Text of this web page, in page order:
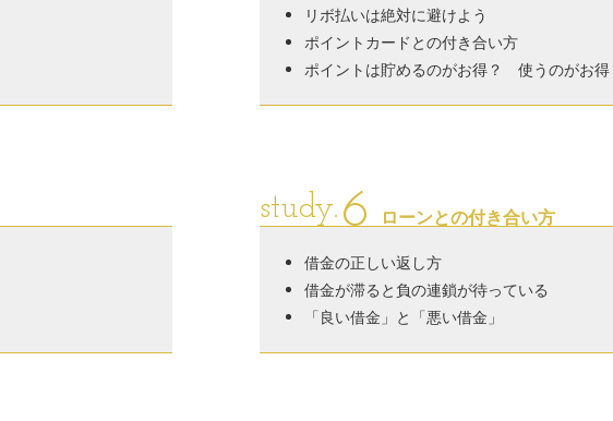
リボ払いは絶対に避けよう
ポイントカードとの付き合い方
ポイントは貯めるのがお得？ 使うのがお得
study.6 ローンとの付き合い方
借金の正しい返し方
借金が滞ると負の連鎖が待っている
「良い借金」と「悪い借金」